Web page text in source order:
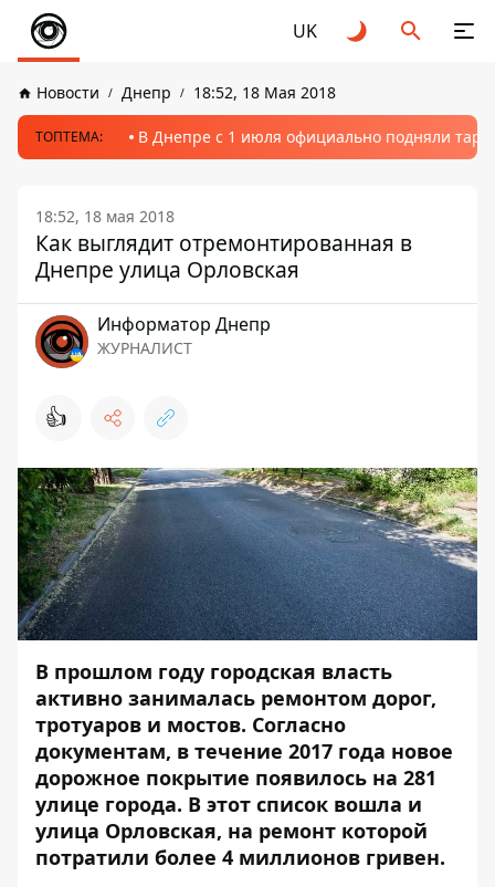
UK
Новости Днепр 18:52, 18 Мая 2018
ТОПТЕМА: В Днепре с 1 июля официально подняли
18:52, 18 мая 2018
Как выглядит отремонтированная в
Днепре улица Орловская
Информатор Днепр
ЖУРНАЛИСТ
👍
В прошлом году городская власть
активно занималась ремонтом дорог,
тротуаров и мостов. Согласно
документам, в течение 2017 года новое
дорожное покрытие появилось на 281
улице города. В этот список вошла и
улица Орловская, на ремонт которой
потратили более 4 миллионов гривен.